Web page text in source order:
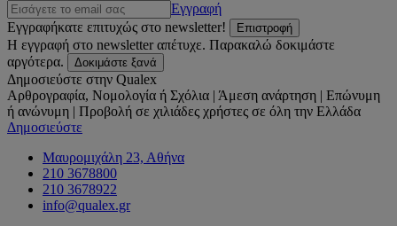
Εγγραφή
Εγγραφήκατε επιτυχώς στο newsletter!
Επιστροφή
Η εγγραφή στο newsletter απέτυχε. Παρακαλώ δοκιμάστε
αργότερα.
Δοκιμάστε ξανά
Δημοσιεύστε στην Qualex
Αρθρογραφία, Νομολογία ή Σχόλια | Άμεση ανάρτηση | Επώνυμη
ή ανώνυμη | Προβολή σε χιλιάδες χρήστες σε όλη την Ελλάδα
Δημοσιεύστε
Μαυρομιχάλη 23, Αθήνα
210 3678800
210 3678922
info@qualex.gr